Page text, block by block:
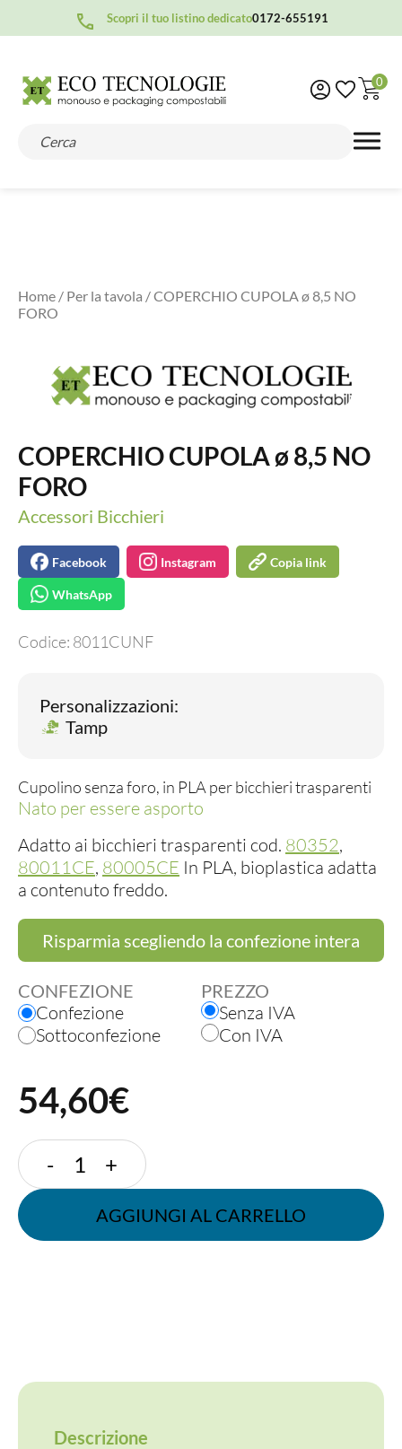
Scopri il tuo listino dedicato0172-655191
0
Home / Per la tavola / COPERCHIO CUPOLA ø 8,5 NO
FORO
COPERCHIO CUPOLA ø 8,5 NO
FORO
Accessori Bicchieri
Facebook Instagram Copia link
WhatsApp
Codice: 8011CUNF
Personalizzazioni:
Tamp
Cupolino senza foro, in PLA per bicchieri trasparenti
Nato per essere asporto
Adatto ai bicchieri trasparenti cod. 80352,
80011CE, 80005CE In PLA, bioplastica adatta
a contenuto freddo.
Risparmia scegliendo la confezione intera
CONFEZIONE PREZZO
Confezione
Sottoconfezione
Senza IVA
Con IVA
54,60€
-
COPERCHIO
CUPOLA
8,5
+
AGGIUNGI AL CARRELLO
Descrizione